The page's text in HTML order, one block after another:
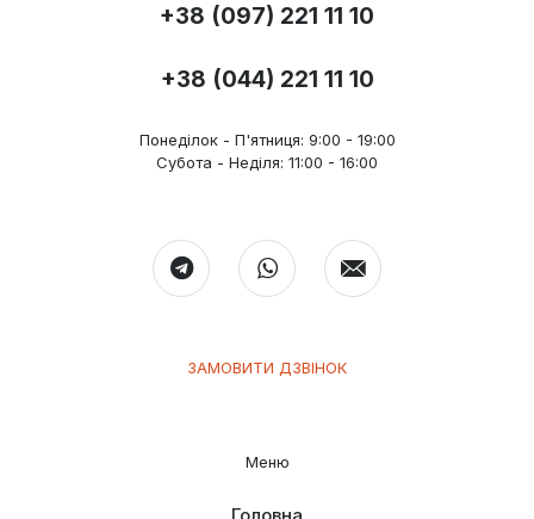
+38 (097) 221 11 10
+38 (044) 221 11 10
Понеділок - П'ятниця: 9:00 - 19:00
Субота - Неділя: 11:00 - 16:00
ЗАМОВИТИ ДЗВІНОК
Меню
Головна